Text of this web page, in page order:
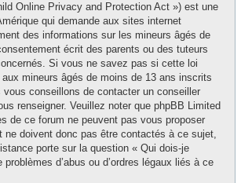
Online Privacy and Protection Act ») est une
qui demande aux sites internet
des informations sur les mineurs âgés de
écrit des parents ou des tuteurs
Si vous ne savez pas si cette loi
aux mineurs âgés de moins de 13 ans inscrits
conseillons de contacter un conseiller
renseigner. Veuillez noter que phpBB Limited
de ce forum ne peuvent pas vous proposer
ne doivent donc pas être contactés à ce sujet,
porte sur la question « Qui dois-je
d’abus ou d’ordres légaux liés à ce